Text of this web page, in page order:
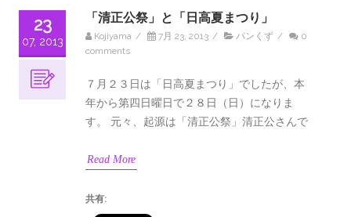
23
07, 2013
「清正公祭」と「日高夏まつり」
Kojiyama / 7月 23, 2013 / パンくず /
0
comments
７月２３日は「日高夏まつり」でしたが、本
年から第四日曜日で２８日（日）になりま
す。 元々、起源は「清正公祭」清正公さんで
Read More
共有: